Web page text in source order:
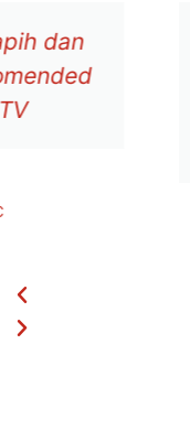
Layanan
kendala
cepat di